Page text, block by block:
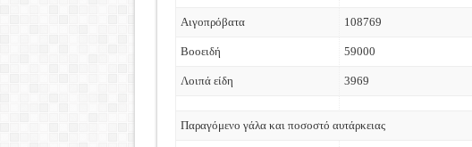
Αιγοπρόβατα 108769
Βοοειδή 59000
Λοιπά είδη 3969
Παραγόμενο γάλα και ποσοστό αυτάρκειας